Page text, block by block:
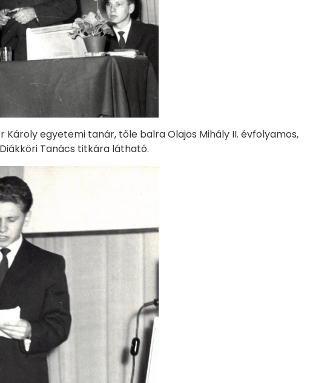
egyetemi tanár, tőle balra Olajos Mihály II. évfolyamos,
Tanács titkára látható.